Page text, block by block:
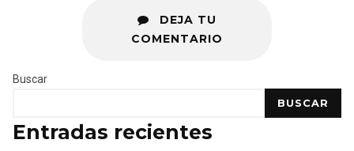
DEJA TU
COMENTARIO
Buscar
BUSCAR
Entradas recientes